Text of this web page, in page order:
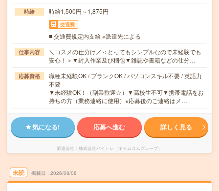
時給 時給1,500円～1,875円
交通費
■ 交通費規定内支給 ※派遣先による
仕事内容
＼コスメの仕分け／＜とってもシンプルなので未経験でも
安心！＞▼封入作業及び梱包▼雑誌や書籍などの仕分…
応募資格
職種未経験OK / ブランクOK / パソコンスキル不要 / 英語力
不要
▼未経験OK！（副業歓迎☆）▼高校生不可▼携帯電話をお
持ちの方（業務連絡に使用）※応募後のご連絡はメ…
気になる! 応募へ進む 詳しく見る
派遣会社 株式会社バイトレ（キャムコムグループ）
未読 掲載日 2026/08/08